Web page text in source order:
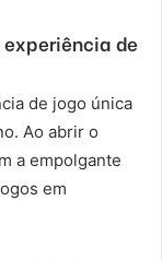
experiência de
de jogo única
Ao abrir o
a empolgante
em